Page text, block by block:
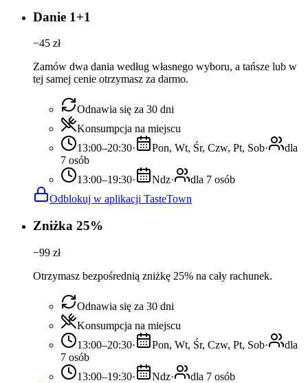
Danie 1+1
−45 zł
Zamów dwa dania według własnego wyboru, a tańsze lub w
tej samej cenie otrzymasz za darmo.
Odnawia się za 30 dni
Konsumpcja na miejscu
13:00–20:30· Pon, Wt, Śr, Czw, Pt, Sob·
dla
7 osób
13:00–19:30· Ndz·
dla 7 osób
Odblokuj w aplikacji TasteTown
Zniżka 25%
−99 zł
Otrzymasz bezpośrednią zniżkę 25% na cały rachunek.
Odnawia się za 30 dni
Konsumpcja na miejscu
13:00–20:30· Pon, Wt, Śr, Czw, Pt, Sob·
dla
7 osób
13:00–19:30· Ndz·
dla 7 osób